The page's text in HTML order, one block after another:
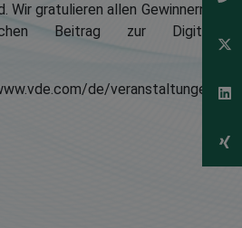
Wir gratulieren allen Gewinnern für
Beitrag zur Digitalen
de/veranstaltungen